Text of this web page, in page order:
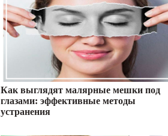
Как выглядят малярные мешки под
глазами: эффективные методы
устранения